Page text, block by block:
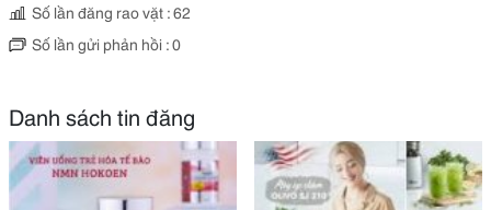
Số lần đăng rao vặt : 62
Số lần gửi phản hồi : 0
Danh sách tin đăng